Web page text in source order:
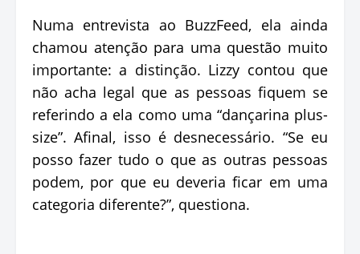
Numa entrevista ao BuzzFeed, ela ainda
chamou atenção para uma questão muito
importante: a distinção. Lizzy contou que
não acha legal que as pessoas fiquem se
referindo a ela como uma “dançarina plus-
size”. Afinal, isso é desnecessário. “Se eu
posso fazer tudo o que as outras pessoas
podem, por que eu deveria ficar em uma
categoria diferente?”, questiona.